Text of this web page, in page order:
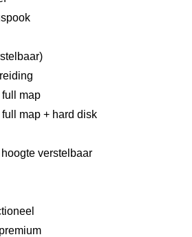
map
map + hard disk
verstelbaar